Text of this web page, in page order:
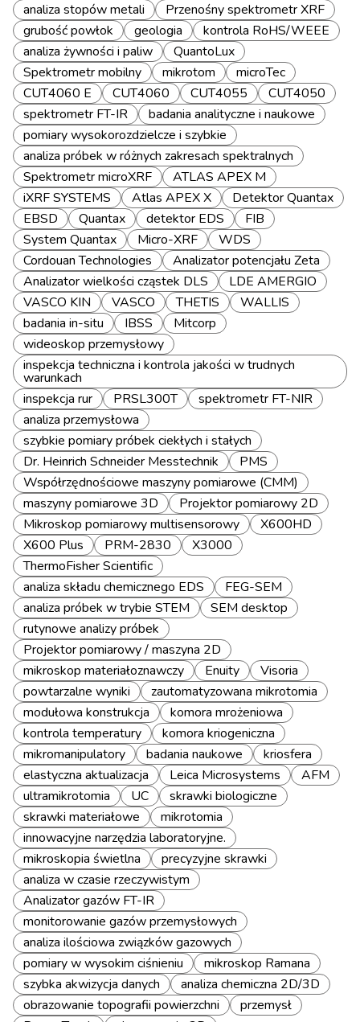
analiza stopów metali
Przenośny spektrometr XRF
grubość powłok
geologia
kontrola RoHS/WEEE
analiza żywności i paliw
QuantoLux
Spektrometr mobilny
mikrotom
microTec
CUT4060 E
CUT4060 CUT4055
CUT4050
spektrometr FT-IR
badania analityczne i naukowe
pomiary wysokorozdzielcze i szybkie
analiza próbek w różnych zakresach spektralnych
Spektrometr microXRF
ATLAS APEX M
iXRF SYSTEMS
Atlas APEX X
Detektor Quantax
EBSD
Quantax detektor EDS
FIB
System Quantax
Micro-XRF
WDS
Cordouan Technologies
Analizator potencjału Zeta
Analizator wielkości cząstek DLS
LDE AMERGIO
VASCO KIN
VASCO THETIS
WALLIS
badania in-situ
IBSS
Mitcorp
wideoskop przemysłowy
inspekcja techniczna i kontrola jakości w trudnych
warunkach
inspekcja rur
PRSL300T
spektrometr FT-NIR
analiza przemysłowa
szybkie pomiary próbek ciekłych i stałych
Dr. Heinrich Schneider Messtechnik
PMS
Współrzędnościowe maszyny pomiarowe (CMM)
maszyny pomiarowe 3D
Projektor pomiarowy 2D
Mikroskop pomiarowy multisensorowy
X600HD
X600 Plus
PRM-2830
X3000
ThermoFisher Scientific
analiza składu chemicznego EDS
FEG-SEM
analiza próbek w trybie STEM
SEM desktop
rutynowe analizy próbek
Projektor pomiarowy / maszyna 2D
mikroskop materiałoznawczy
Enuity
Visoria
powtarzalne wyniki
zautomatyzowana mikrotomia
modułowa konstrukcja
komora mrożeniowa
kontrola temperatury
komora kriogeniczna
mikromanipulatory
badania naukowe
kriosfera
elastyczna aktualizacja
Leica Microsystems
AFM
ultramikrotomia
UC
skrawki biologiczne
skrawki materiałowe
mikrotomia
innowacyjne narzędzia laboratoryjne.
mikroskopia świetlna
precyzyjne skrawki
analiza w czasie rzeczywistym
Analizator gazów FT-IR
monitorowanie gazów przemysłowych
analiza ilościowa związków gazowych
pomiary w wysokim ciśnieniu
mikroskop Ramana
szybka akwizycja danych
analiza chemiczna 2D/3D
obrazowanie topografii powierzchni
przemysł